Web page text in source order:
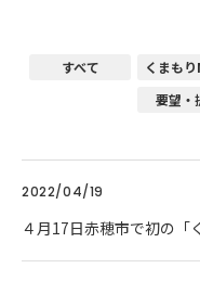
すべて くまも
要望・
2022/04/19
４月17日赤穂市で初の「